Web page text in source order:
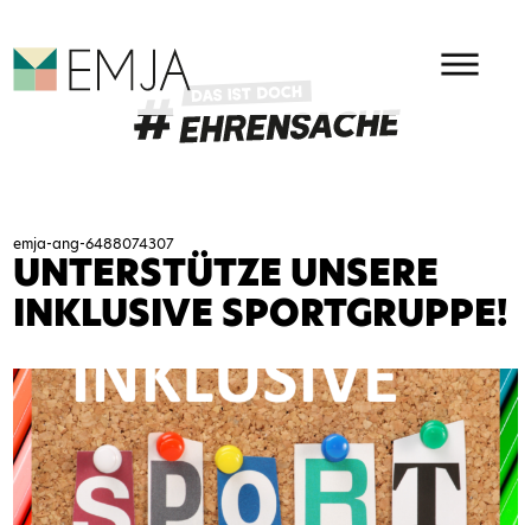
HAUPMENÜ
EMJA - EHRENAMT IN
emja-ang-6488074307
UNTERSTÜTZE UNSERE
INKLUSIVE SPORTGRUPPE!